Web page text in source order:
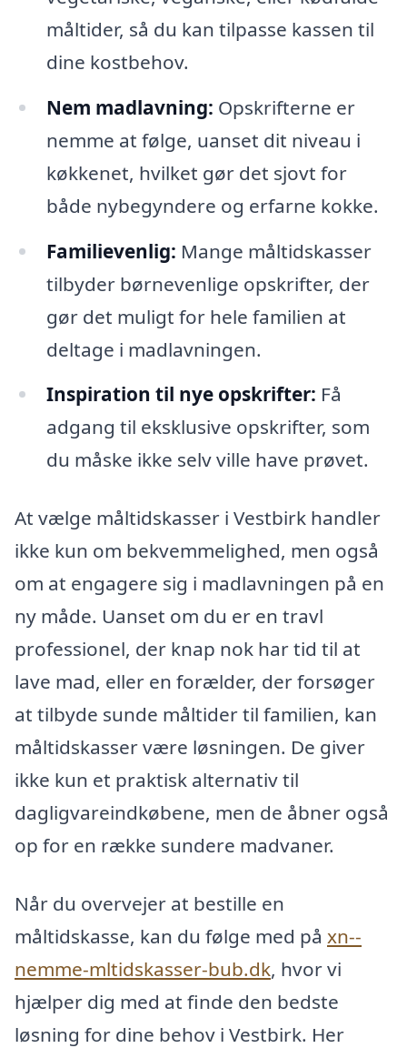
måltider, så du kan tilpasse kassen til
dine kostbehov.
Nem madlavning: Opskrifterne er
nemme at følge, uanset dit niveau i
køkkenet, hvilket gør det sjovt for
både nybegyndere og erfarne kokke.
Familievenlig: Mange måltidskasser
tilbyder børnevenlige opskrifter, der
gør det muligt for hele familien at
deltage i madlavningen.
Inspiration til nye opskrifter: Få
adgang til eksklusive opskrifter, som
du måske ikke selv ville have prøvet.
At vælge måltidskasser i Vestbirk handler
ikke kun om bekvemmelighed, men også
om at engagere sig i madlavningen på en
ny måde. Uanset om du er en travl
professionel, der knap nok har tid til at
lave mad, eller en forælder, der forsøger
at tilbyde sunde måltider til familien, kan
måltidskasser være løsningen. De giver
ikke kun et praktisk alternativ til
dagligvareindkøbene, men de åbner også
op for en række sundere madvaner.
Når du overvejer at bestille en
måltidskasse, kan du følge med på xn--
nemme-mltidskasser-bub.dk, hvor vi
hjælper dig med at finde den bedste
løsning for dine behov i Vestbirk. Her